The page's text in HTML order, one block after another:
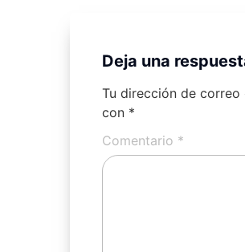
Deja una
Tu dirección de
con *
Comentario *